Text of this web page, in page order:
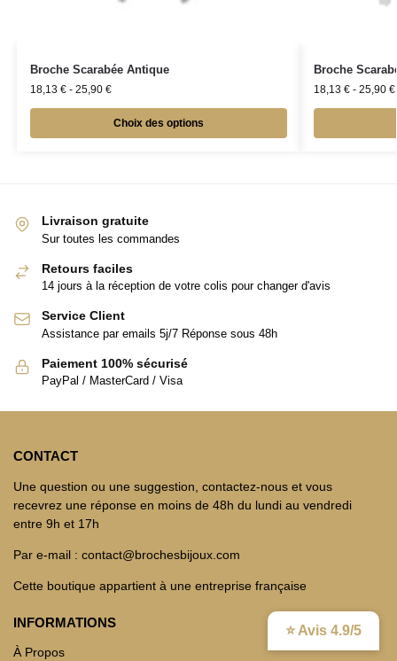
⭐ Avis 4.9/5
Broche Scarabée Antique
18,13 €- 25,90 €
Choix des options
Broche
18,13 €- 25,90 €
Livraison gratuite
Sur toutes les commandes
Retours faciles
14 jours à la réception de votre colis pour changer d'avis
Service Client
Assistance par emails 5j/7 Réponse sous 48h
Paiement 100% sécurisé
PayPal / MasterCard / Visa
CONTACT
Une question ou une suggestion, contactez-nous et vous
recevrez une réponse en moins de 48h du lundi au vendredi
entre 9h et 17h
Par e-mail : contact@brochesbijoux.com
Cette boutique appartient à une entreprise française
INFORMATIONS
À Propos